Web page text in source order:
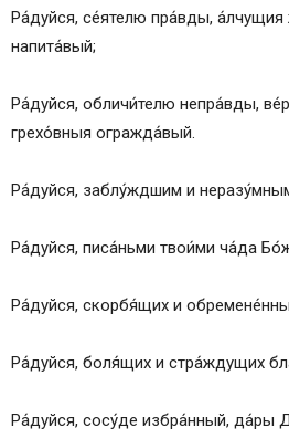
Ра́дуйся, се́ятелю пра́вды,
напита́вый;
Ра́дуйся, обличи́телю непра́вды,
грехо́вныя огражда́вый.
Ра́дуйся, заблу́ждшим и
Ра́дуйся, писа́ньми твои́ми ча́да
Ра́дуйся, скорбя́щих и
Ра́дуйся, боля́щих и стра́ждущих
Ра́дуйся, сосу́де избра́нный, да́ры